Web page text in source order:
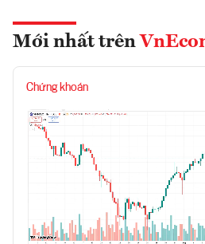
Mới nhất trên
Chứng khoán